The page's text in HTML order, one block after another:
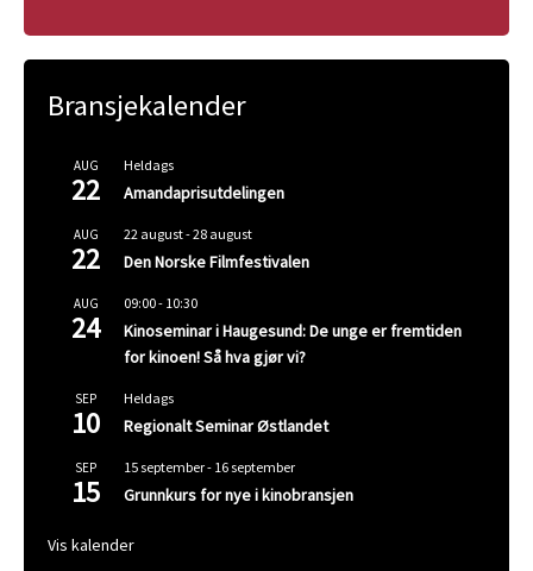
Bransjekalender
AUG
22
Heldags
Amandaprisutdelingen
AUG
22
22 august-28 august
Den Norske Filmfestivalen
AUG
24
09:00- 10:30
Kinoseminar i Haugesund: De unge er fremtiden
for kinoen! Så hva gjør vi?
SEP
10
Heldags
Regionalt Seminar Østlandet
SEP
15
15 september- 16 september
Grunnkurs for nye i kinobransjen
Vis kalender